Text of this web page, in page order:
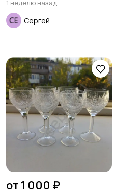
1 неделю назад
Сергей
от 1 000 ₽